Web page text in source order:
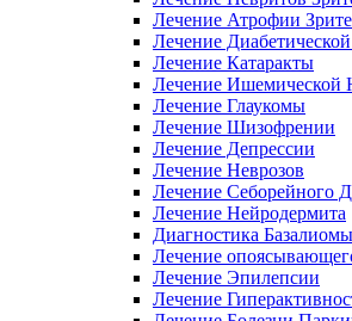
Лечение Атрофии
Лечение
Лечение Катаракты
Лечение Ишемической
Лечение Глаукомы
Лечение Шизофрении
Лечение Депрессии
Лечение Неврозов
Лечение Себорейного
Лечение Нейродермита
Диагностика Базалиомы
Лечение
Лечение Эпилепсии
Лечение